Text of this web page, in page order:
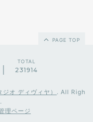
PAGE TOP
TOTAL
231914
オ ディヴィヤ） . All Righ
理ページ